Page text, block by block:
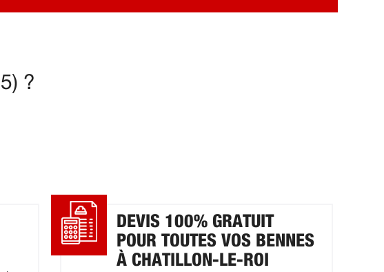
?
DEVIS 100% GRATUIT
POUR TOUTES VOS BENNES
À CHATILLON-LE-ROI